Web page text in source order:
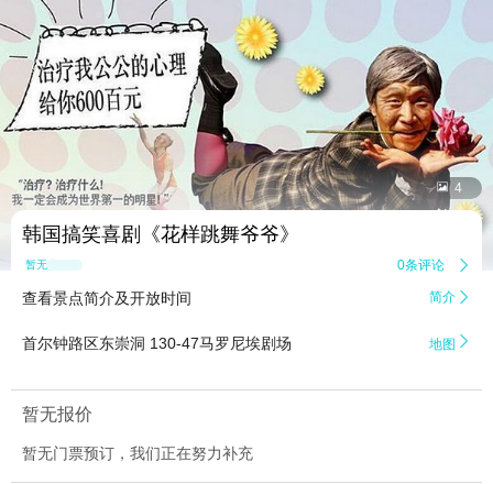
 4
韩国搞笑喜剧《花样跳舞爷爷》
暂无点评 0条评论 
查看景点简介及开放时间 简介 
首尔钟路区东崇洞 130-47马罗尼埃剧场 地图 
暂无报价
暂无门票预订，我们正在努力补充
